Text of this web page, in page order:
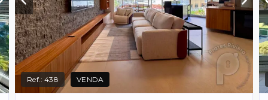
Ref.:438 VENDA